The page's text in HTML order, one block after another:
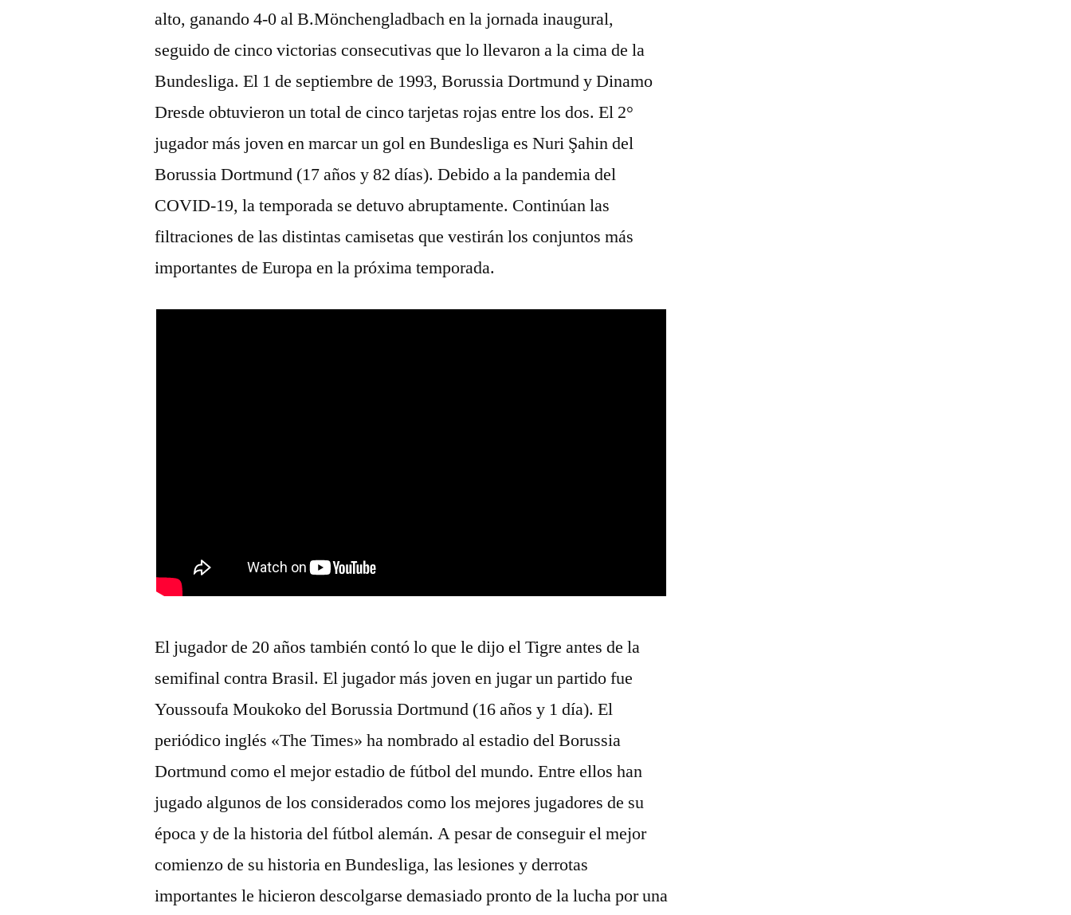
alto, ganando 4-0 al B.Mönchengladbach en la jornada inaugural,
seguido de cinco victorias consecutivas que lo llevaron a la cima de la
Bundesliga. El 1 de septiembre de 1993, Borussia Dortmund y Dinamo
Dresde obtuvieron un total de cinco tarjetas rojas entre los dos. El 2°
jugador más joven en marcar un gol en Bundesliga es Nuri Şahin del
Borussia Dortmund (17 años y 82 días). Debido a la pandemia del
COVID-19, la temporada se detuvo abruptamente. Continúan las
filtraciones de las distintas camisetas que vestirán los conjuntos más
importantes de Europa en la próxima temporada.
El jugador de 20 años también contó lo que le dijo el Tigre antes de la
semifinal contra Brasil. El jugador más joven en jugar un partido fue
Youssoufa Moukoko del Borussia Dortmund (16 años y 1 día). El
periódico inglés «The Times» ha nombrado al estadio del Borussia
Dortmund como el mejor estadio de fútbol del mundo. Entre ellos han
jugado algunos de los considerados como los mejores jugadores de su
época y de la historia del fútbol alemán. A pesar de conseguir el mejor
comienzo de su historia en Bundesliga, las lesiones y derrotas
importantes le hicieron descolgarse demasiado pronto de la lucha por una